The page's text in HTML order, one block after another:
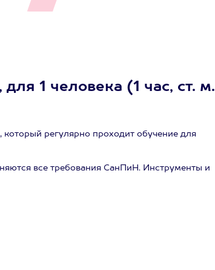
1 человека (1 час, ст. м.
регулярно проходит обучение для
все требования СанПиН. Инструменты и